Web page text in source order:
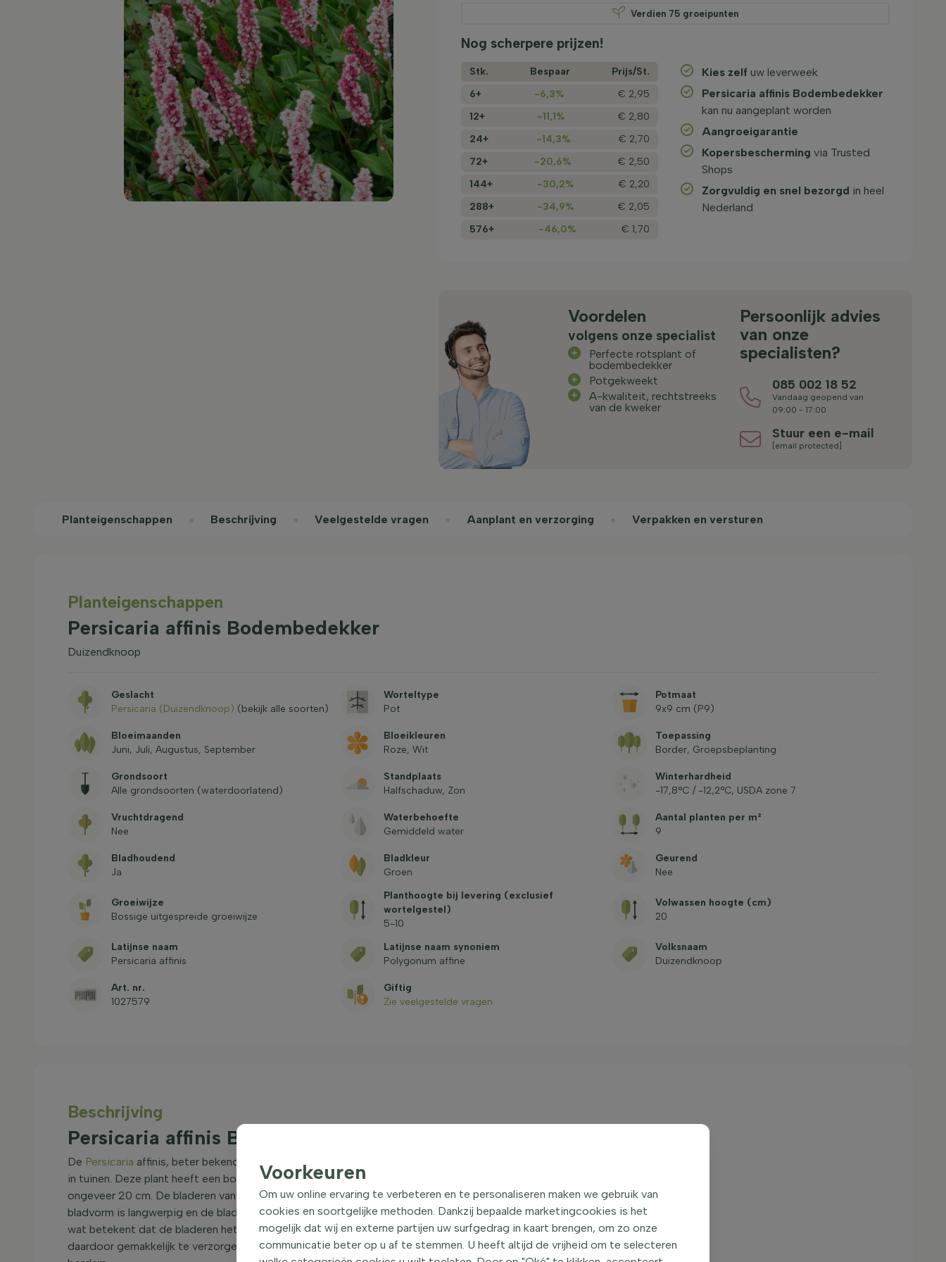
Verdien 75groeipunten
Nog scherpere prijzen!
Stk. Bespaar
Prijs/­St.
6+
-6,3%
€ 2,95
12+
-11,1%
€ 2,80
24+
-14,3%
€ 2,70
72+
-20,6%
€ 2,50
144+
-30,2%
€ 2,20
288+
-34,9%
€ 2,05
576+
-46,0% € 1,70
Kies zelf uw leverweek
Persicaria affinis Bodembedekker
kan nu aangeplant worden
Aangroeigarantie
Kopersbescherming via Trusted
Shops
Zorgvuldig en snel bezorgd in heel
Nederland
Voordelen
volgens onze specialist
Perfecte rotsplant of
bodembedekker
Potgekweekt
A-kwaliteit, rechtstreeks
van de kweker
Persoonlijk advies
van onze
specialisten?
085 002 18 52
Vandaag geopend van
09:00 - 17:00
Stuur een e-mail
[email protected]
Planteigenschappen Beschrijving Veelgestelde vragen Aanplant en verzorging Verpakken en versturen
Planteigenschappen
Persicaria affinis Bodembedekker
Duizendknoop
Geslacht
Persicaria (Duizendknoop) (bekijk alle soorten)
Worteltype
Pot
Potmaat
9x9 cm (P9)
Bloeimaanden
Juni, Juli, Augustus, September
Bloeikleuren
Roze, Wit
Toepassing
Border, Groepsbeplanting
Grondsoort
Alle grondsoorten (waterdoorlatend)
Standplaats
Halfschaduw, Zon
Winterhardheid
-17,8°C / -12,2°C, USDA zone 7
Vruchtdragend
Nee
Waterbehoefte
Gemiddeld water
Aantal planten per m²
9
Bladhoudend
Ja
Bladkleur
Groen
Geurend
Nee
Groeiwijze
Bossige uitgespreide groeiwijze
Planthoogte bij levering (exclusief
wortelgestel)
5-10
Volwassen hoogte (cm)
20
Latijnse naam
Persicaria affinis
Latijnse naam synoniem
Polygonum affine
Volksnaam
Duizendknoop
Art. nr.
1027579
Giftig
Zie veelgestelde vragen
Beschrijving
Persicaria affinis Bodembedekker
De Persicaria affinis, beter bekend als Duizendknoop, is een veelzijdige plant die vaak wordt gebruikt
in tuinen. Deze plant heeft een bossige, uitgespreide groeiwijze en kan een hoogte bereiken van
ongeveer 20 cm. De bladeren van de Persicaria affinis zijn groen van kleur en voelen glad aan. De
bladvorm is langwerpig en de bladeren zijn middelgroot. De Duizendknoop is een groenblijvende plant,
wat betekent dat de bladeren het hele jaar door aan de plant blijven. Deze plant is onderhoudsarm en
daardoor gemakkelijk te verzorgen. De Persicaria affinis is ideaal als bodembedekker of voor gebruik in
Voorkeuren
Om uw online ervaring te verbeteren en te personaliseren maken we gebruik van
cookies en soortgelijke methoden. Dankzij bepaalde marketingcookies is het
mogelijk dat wij en externe partijen uw surfgedrag in kaart brengen, om zo onze
communicatie beter op u af te stemmen. U heeft altijd de vrijheid om te selecteren